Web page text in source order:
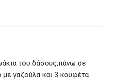
του δάσους,πάνω σε
με γαζούλα και 3 κουφέτα